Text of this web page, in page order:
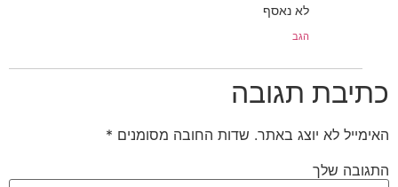
לא נאסף
הגב
כתיבת תגובה
האימייל לא יוצג באתר. שדות החובה מסומנים *
התגובה שלך